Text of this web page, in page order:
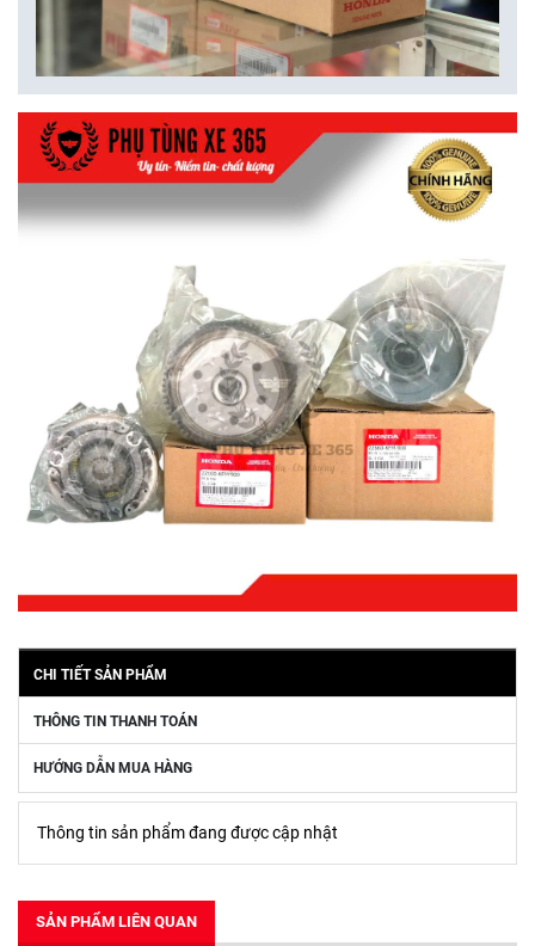
CHI TIẾT SẢN PHẨM
THÔNG TIN THANH TOÁN
HƯỚNG DẪN MUA HÀNG
Thông tin sản phẩm đang được cập nhật
SẢN PHẨM LIÊN QUAN